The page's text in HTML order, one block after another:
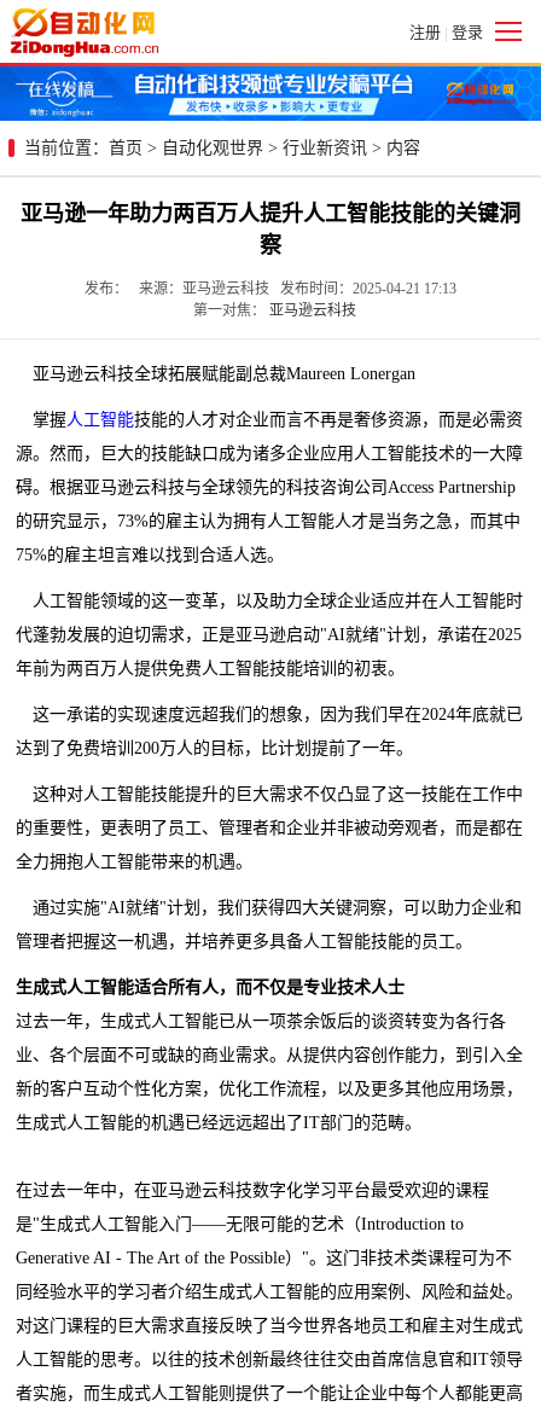
注册 | 登录
当前位置： 首页 > 自动化观世界 > 行业新资讯 > 内容
亚马逊一年助力两百万人提升人工智能技能的关键洞
察
发布： 来源：亚马逊云科技 发布时间：2025-04-21 17:13
第一对焦：
亚马逊云科技
亚马逊云科技全球拓展赋能副总裁Maureen Lonergan
掌握 人工智能技能的人才对企业而言不再是奢侈资源，而是必需资
源。然而，巨大的技能缺口成为诸多企业应用人工智能技术的一大障
碍。根据亚马逊云科技与全球领先的科技咨询公司Access Partnership
的研究显示，73%的雇主认为拥有人工智能人才是当务之急，而其中
75%的雇主坦言难以找到合适人选。
人工智能领域的这一变革，以及助力全球企业适应并在人工智能时
代蓬勃发展的迫切需求，正是亚马逊启动"AI就绪"计划，承诺在2025
年前为两百万人提供免费人工智能技能培训的初衷。
这一承诺的实现速度远超我们的想象，因为我们早在2024年底就已
达到了免费培训200万人的目标，比计划提前了一年。
这种对人工智能技能提升的巨大需求不仅凸显了这一技能在工作中
的重要性，更表明了员工、管理者和企业并非被动旁观者，而是都在
全力拥抱人工智能带来的机遇。
通过实施"AI就绪"计划，我们获得四大关键洞察，可以助力企业和
管理者把握这一机遇，并培养更多具备人工智能技能的员工。
生成式人工智能适合所有人，而不仅是专业技术人士
过去一年，生成式人工智能已从一项茶余饭后的谈资转变为各行各
业、各个层面不可或缺的商业需求。从提供内容创作能力，到引入全
新的客户互动个性化方案，优化工作流程，以及更多其他应用场景，
生成式人工智能的机遇已经远远超出了IT部门的范畴。
在过去一年中，在亚马逊云科技数字化学习平台最受欢迎的课程
是"生成式人工智能入门——无限可能的艺术（Introduction to
Generative AI - The Art of the Possible）"。这门非技术类课程可为不
同经验水平的学习者介绍生成式人工智能的应用案例、风险和益处。
对这门课程的巨大需求直接反映了当今世界各地员工和雇主对生成式
人工智能的思考。以往的技术创新最终往往交由首席信息官和IT领导
者实施，而生成式人工智能则提供了一个能让企业中每个人都能更高